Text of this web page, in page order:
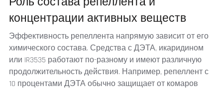
концентрации активных веществ
Эффективность репеллента напрямую зависит от его
химического состава. Средства с ДЭТА, икаридином
или IR3535 работают по-разному и имеют различную
продолжительность действия. Например, репеллент с
10 процентами ДЭТА обычно защищает от комаров